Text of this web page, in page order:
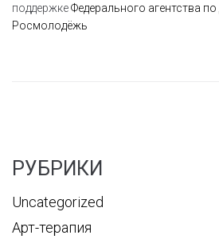
поддержкеФедерального агентства
Росмолодёжь
РУБРИКИ
Uncategorized
Арт-терапия